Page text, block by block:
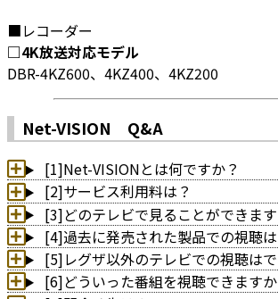
■レコーダー
□4K放送対応モデル
DBR-4KZ600、4KZ400、4KZ200
Net-VISION Q&A
[1]Net-VISIONとは何ですか？
[2]サービス利用料は？
[3]どのテレビで見ることができます
[4]過去に発売された製品での視聴
[5]レグザ以外のテレビでの視聴は
[6]どういった番組を視聴できますか